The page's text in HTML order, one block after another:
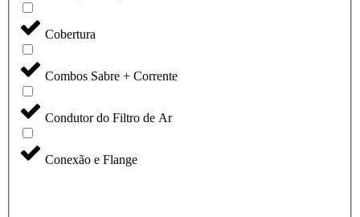
Cobertura
Combos Sabre + Corrente
Condutor do Filtro de Ar
Conexão e Flange